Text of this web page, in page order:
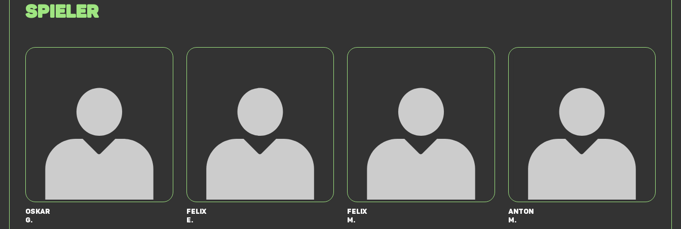
Spieler
Oskar
G.
Felix
E.
Felix
M.
Anton
M.